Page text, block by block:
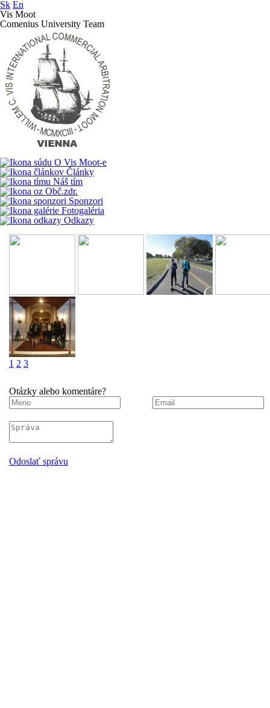
Sk En
Vis Moot
Comenius University Team
O Vis Moot-e
Články
Náš tím
Obč.zdr.
Sponzori
Fotogaléria
Odkazy
1 2 3
Otázky alebo komentáre?
Odoslať správu